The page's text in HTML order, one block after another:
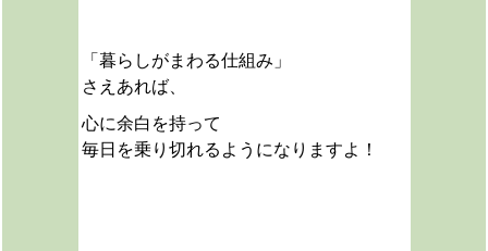
「暮らしがまわる仕組み」
さえあれば、
心に余白を持って
毎日を乗り切れるようになりますよ！